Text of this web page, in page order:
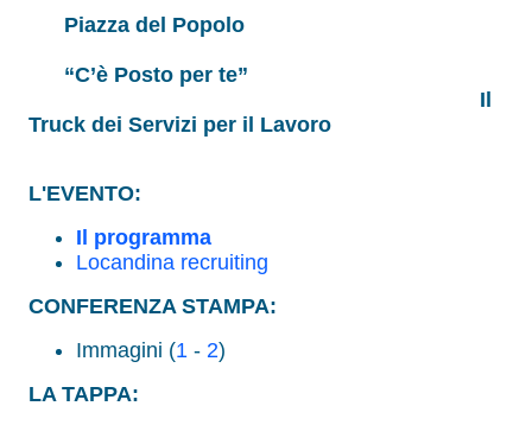
Piazza del Popolo
“C’è Posto per te”
Il
Truck dei Servizi per il Lavoro
L'EVENTO:
Il programma
Locandina recruiting
CONFERENZA STAMPA:
Immagini (1 - 2)
LA TAPPA: